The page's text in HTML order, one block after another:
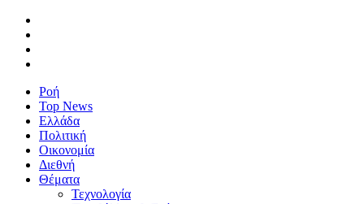
Ροή
Top News
Ελλάδα
Πολιτική
Οικονομία
Διεθνή
Θέματα
Τεχνολογία